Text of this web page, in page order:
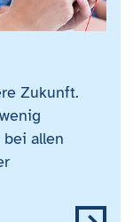
Zukunft.
allen